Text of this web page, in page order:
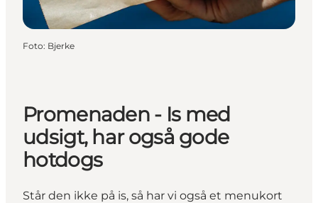
Foto: Bjerke
Promenaden - Is med
udsigt, har også gode
hotdogs
Står den ikke på is, så har vi også et menukort